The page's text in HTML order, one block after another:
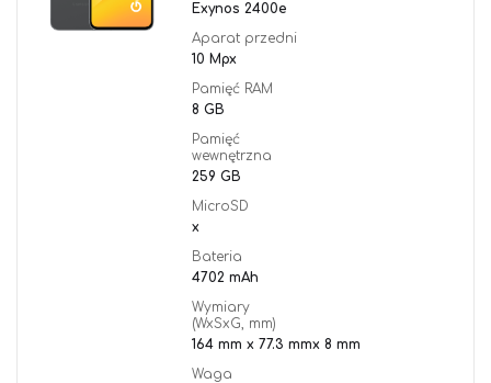
Exynos 2400e
Aparat przedni
10 Mpx
Pamięć RAM
8 GB
Pamięć
wewnętrzna
259 GB
MicroSD
x
Bateria
4702 mAh
Wymiary
(WxSxG, mm)
164 mm x 77.3 mmx 8 mm
Waga